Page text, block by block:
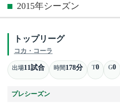
2015年シーズン
トップリーグ
コカ・コーラ
出場11試合 時間178分 T0 G0
プレシーズン